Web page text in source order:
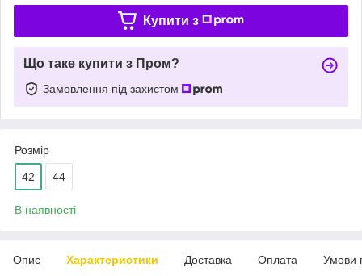
Купити з
Що таке купити з Пром?
Замовлення під захистом
Розмір
42 44
В наявності
Опис Характеристики Доставка Оплата Умови